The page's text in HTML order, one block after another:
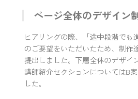
ページ全体のデザイン
ヒアリングの際、「途中段階でも
のご要望をいただいたため、制作
提出しました。下層全体のデザイ
講師紹介セクションについてはB
した。